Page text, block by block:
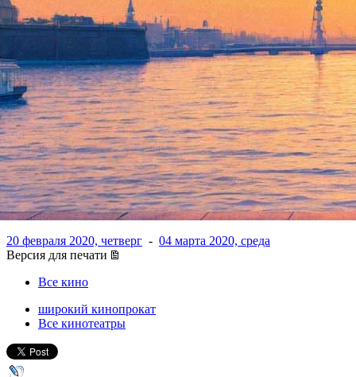
В прокате — «Зов предков»
по Джеку Лондону — от
автора «Как приручить
дракона»
20 февраля 2020, четверг - 04 марта 2020, среда
Версия для печати
Все кино
широкий кинопрокат
Все кинотеатры